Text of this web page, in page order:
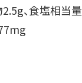
、食塩相当量